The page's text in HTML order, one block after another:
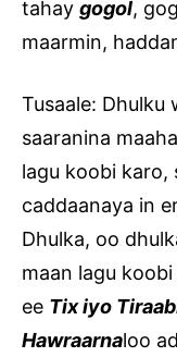
tahay gogol,
maarmin,
Tusaale: Dhulku
saaranina
lagu koobi karo,
caddaanaya in
Dhulka, oo
maan lagu
ee Tix iyo
Hawraarnaloo